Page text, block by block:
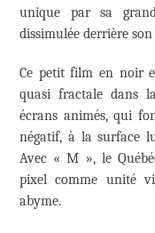
unique par sa
dissimulée derrière
Ce petit film en noir
quasi fractale dans
écrans animés, qui
négatif, à la surface
Avec « M », le
pixel comme unité
abyme.